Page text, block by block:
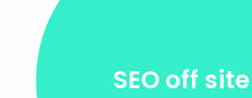
SEO off site